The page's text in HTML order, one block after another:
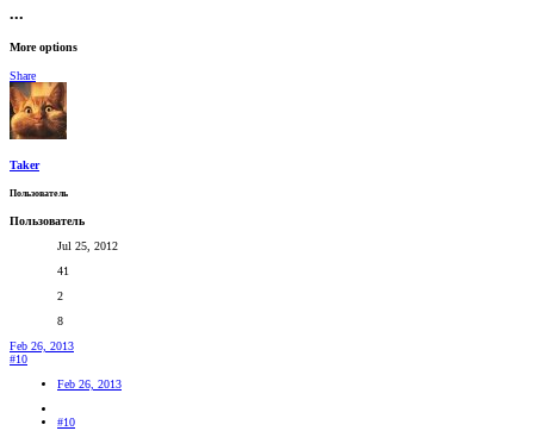
•••
More options
Share
Taker
Пользователь
Пользователь
Jul 25, 2012
41
2
8
Feb 26, 2013
#10
Feb 26, 2013
#10